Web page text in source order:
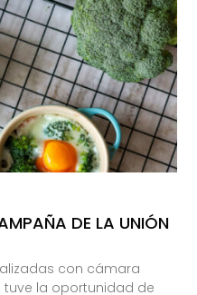
DE LA UNIÓN
con cámara
la oportunidad de